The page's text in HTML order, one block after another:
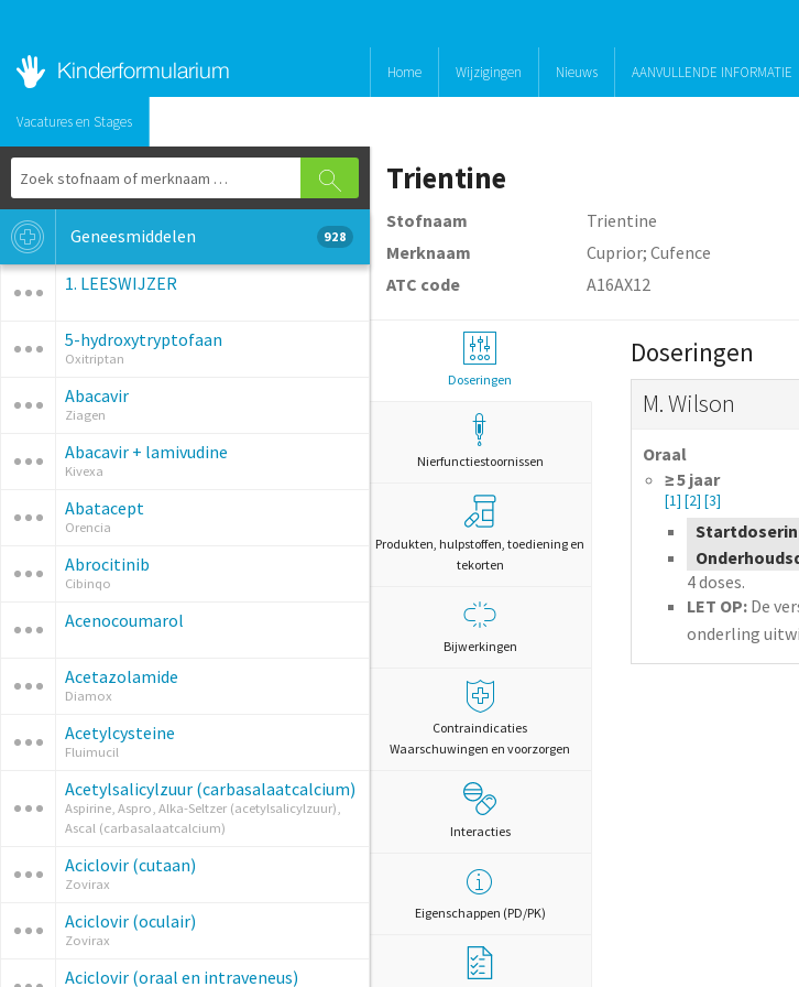
Home Wijzigingen Nieuws AANVULLENDE INFORMATIE
Vacatures en Stages
Geneesmiddelen 928
1. LEESWIJZER
5-hydroxytryptofaan
Oxitriptan
Abacavir
Ziagen
Abacavir + lamivudine
Kivexa
Abatacept
Orencia
Abrocitinib
Cibinqo
Acenocoumarol
Acetazolamide
Diamox
Acetylcysteine
Fluimucil
Acetylsalicylzuur (carbasalaatcalcium)
Aspirine, Aspro, Alka-Seltzer (acetylsalicylzuur),
Ascal (carbasalaatcalcium)
Aciclovir (cutaan)
Zovirax
Aciclovir (oculair)
Zovirax
Aciclovir (oraal en intraveneus)
Trientine
Stofnaam
Trientine
Merknaam
Cuprior; Cufence
ATC code
A16AX12
Doseringen
Nierfunctiestoornissen
Produkten, hulpstoffen, toediening en
tekorten
Bijwerkingen
Contraindicaties
Waarschuwingen en voorzorgen
Interacties
Eigenschappen (PD/PK)
Doseringen
M. Wilson
Oraal
≥ 5 jaar
[1] [2] [3]
4 doses.
LET OP:De
onderling